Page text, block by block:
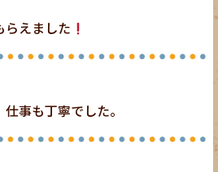
らえました
事も丁寧でした。